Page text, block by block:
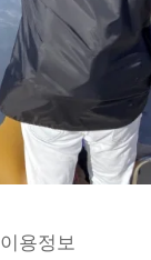
이용정보